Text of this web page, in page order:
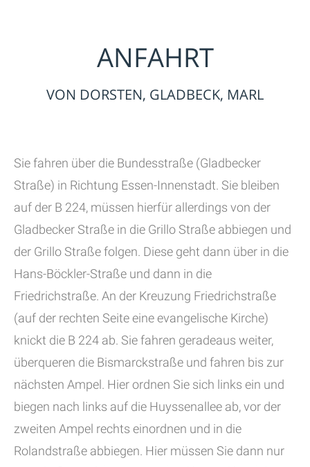
ANFAHRT
VON DORSTEN, GLADBECK, MARL
Sie fahren über die Bundesstraße (Gladbecker
Straße) in Richtung Essen-Innenstadt. Sie bleiben
auf der B 224, müssen hierfür allerdings von der
Gladbecker Straße in die Grillo Straße abbiegen und
der Grillo Straße folgen. Diese geht dann über in die
Hans-Böckler-Straße und dann in die
Friedrichstraße. An der Kreuzung Friedrichstraße
(auf der rechten Seite eine evangelische Kirche)
knickt die B 224 ab. Sie fahren geradeaus weiter,
überqueren die Bismarckstraße und fahren bis zur
nächsten Ampel. Hier ordnen Sie sich links ein und
biegen nach links auf die Huyssenallee ab, vor der
zweiten Ampel rechts einordnen und in die
Rolandstraße abbiegen. Hier müssen Sie dann nur